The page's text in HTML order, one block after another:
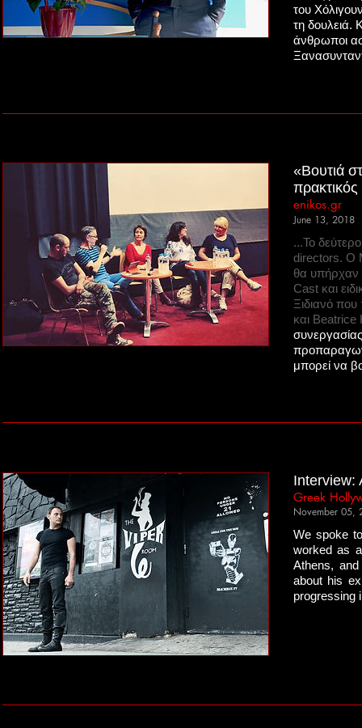
του
τη δουλειά.
άνθρωποι
«Βουτιά
enikos.gr
June 13, 2018
...Το
directors. Ο
θα υπήρχαν
Cast και
Ξιδιανό
και Beatrice
μπορεί να
Interview:
Greek
November 05,
We spoke
worked as
Athens,
about his
progressing